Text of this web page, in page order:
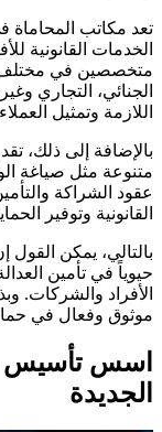
تعد مكاتب المحاماة
الخدمات القانونية
متخصصين في مختلف
الجنائي، التجاري
اللازمة وتمثيل
بالإضافة إلى ذلك،
متنوعة مثل صياغة
عقود الشراكة
القانونية وتوفير
بالتالي، يمكن
حيوياً في تأمين
الأفراد والشركات.
موثوق وفعال في
اسس تأسيس
الجديدة